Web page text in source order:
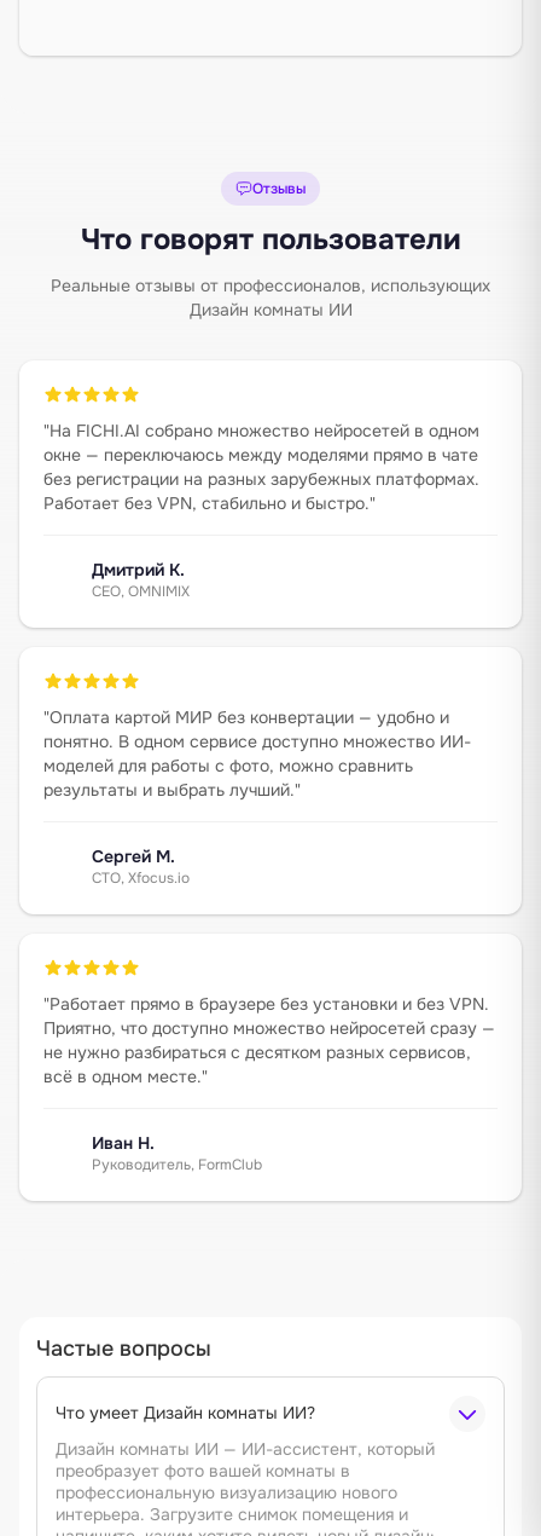
Отзывы
Что говорят пользователи
Реальные отзывы от профессионалов, использующих
Дизайн комнаты ИИ
"На FICHI.AI собрано множество нейросетей в одном
окне — переключаюсь между моделями прямо в чате
без регистрации на разных зарубежных платформах.
Работает без VPN, стабильно и быстро."
Дмитрий К.
CEO, OMNIMIX
"Оплата картой МИР без конвертации — удобно и
понятно. В одном сервисе доступно множество ИИ-
моделей для работы с фото, можно сравнить
результаты и выбрать лучший."
Сергей М.
CTO, Xfocus.io
"Работает прямо в браузере без установки и без VPN.
Приятно, что доступно множество нейросетей сразу —
не нужно разбираться с десятком разных сервисов,
всё в одном месте."
Иван Н.
Руководитель, FormClub
Частые вопросы
Что умеет Дизайн комнаты ИИ?
Дизайн комнаты ИИ — ИИ-ассистент, который
преобразует фото вашей комнаты в
профессиональную визуализацию нового
интерьера. Загрузите снимок помещения и